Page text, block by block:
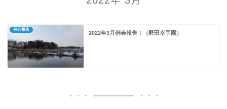
例会報告
2022年3月例会報告！（野田幸手園）